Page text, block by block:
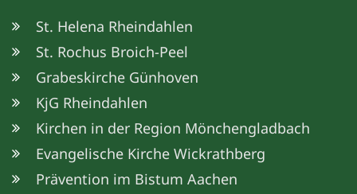
St. Helena Rheindahlen
St. Rochus Broich-Peel
Grabeskirche Günhoven
KjG Rheindahlen
Kirchen in der Region Mönchengladbach
Evangelische Kirche Wickrathberg
Prävention im Bistum Aachen